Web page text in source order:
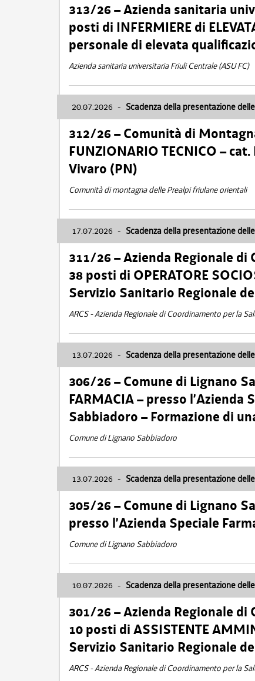
313/26 – Azienda sanitaria
posti di INFERMIERE di
personale di elevata
Azienda sanitaria universitaria Friuli Centrale (ASU FC)
20.07.2026 - Scadenza della presentazione
312/26 – Comunità di
FUNZIONARIO TECNICO –
Vivaro (PN)
Comunità di montagna delle Prealpi friulane orientali
17.07.2026 - Scadenza della presentazione
311/26 – Azienda Regionale di
38 posti di OPERATORE
Servizio Sanitario Regionale
ARCS - Azienda Regionale di Coordinamento per la
13.07.2026 - Scadenza della presentazione
306/26 – Comune di Lignano
FARMACIA – presso l’Azienda
Sabbiadoro – Formazione di
Comune di Lignano Sabbiadoro
13.07.2026 - Scadenza della presentazione
305/26 – Comune di Lignano
presso l’Azienda Speciale
Comune di Lignano Sabbiadoro
10.07.2026 - Scadenza della presentazione
301/26 – Azienda Regionale di
10 posti di ASSISTENTE
Servizio Sanitario Regionale
ARCS - Azienda Regionale di Coordinamento per la